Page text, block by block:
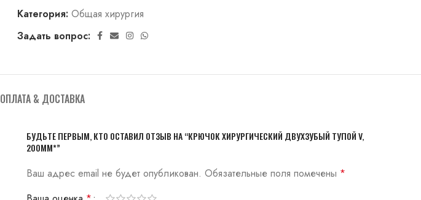
Категория: Общая хирургия
Задать вопрос:
ОПЛАТА & ДОСТАВКА
БУДЬТЕ ПЕРВЫМ, КТО ОСТАВИЛ ОТЗЫВ НА “КРЮЧОК ХИРУРГИЧЕСКИЙ ДВУХЗУБЫЙ ТУПОЙ V,
200ММ*”
Ваш адрес email не будет опубликован. Обязательные поля помечены *